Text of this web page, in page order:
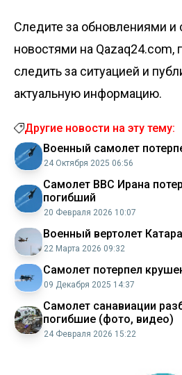
Следите за обновлениями
новостями на
следить за ситуацией и
актуальную информацию.
Другие новости на эту тему:
Военный самолет
24 Октября 2025 06:56
Самолет ВВС Ирана
погибший
20 Февраля 2026 10:07
Военный вертолет
22 Марта 2026 09:32
Самолет потерпел
09 Декабря 2025 14:37
Самолет санавиации
погибшие (фото, видео)
24 Февраля 2026 15:22